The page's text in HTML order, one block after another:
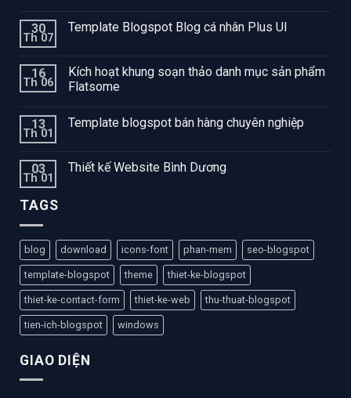
30
Th 07
Template Blogspot Blog cá nhân Plus UI
16
Th 06
Kích hoạt khung soạn thảo danh mục sản phẩm
Flatsome
13
Th 01
Template blogspot bán hàng chuyên nghiệp
03
Th 01
Thiết kế Website Bình Dương
TAGS
blog download icons-font phan-mem seo-blogspot
template-blogspot theme thiet-ke-blogspot
thiet-ke-contact-form thiet-ke-web thu-thuat-blogspot
tien-ich-blogspot windows
GIAO DIỆN